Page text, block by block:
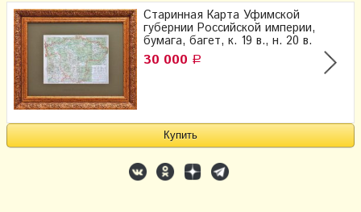
Старинная Карта Уфимской
губернии Российской империи,
бумага, багет, к. 19 в., н. 20 в.
30 000 Р